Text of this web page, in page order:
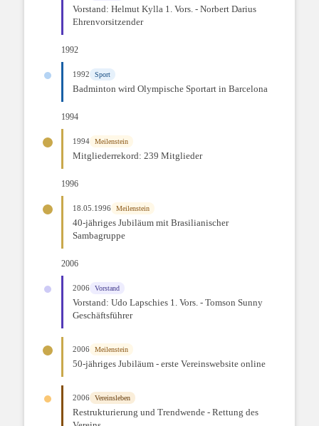
Vorstand: Helmut Kylla 1. Vors. - Norbert Darius
Ehrenvorsitzender
1992
1992 Sport
Badminton wird Olympische Sportart in Barcelona
1994
1994 Meilenstein
Mitgliederrekord: 239 Mitglieder
1996
18.05.1996 Meilenstein
40-jähriges Jubiläum mit Brasilianischer
Sambagruppe
2006
2006 Vorstand
Vorstand: Udo Lapschies 1. Vors. - Tomson Sunny
Geschäftsführer
2006 Meilenstein
50-jähriges Jubiläum - erste Vereinswebsite online
2006 Vereinsleben
Restrukturierung und Trendwende - Rettung des